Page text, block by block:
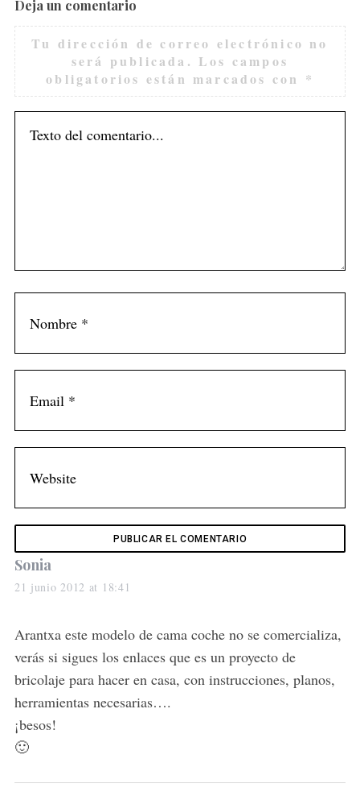
Deja un comentario
Tu dirección de correo electrónico no
será publicada. Los campos
obligatorios están marcados con *
s
a
s
:
Sonia
21 junio 2012 at 18:41
Arantxa este modelo de cama coche no se comercializa,
verás si sigues los enlaces que es un proyecto de
bricolaje para hacer en casa, con instrucciones, planos,
herramientas necesarias….
¡besos!
🙂